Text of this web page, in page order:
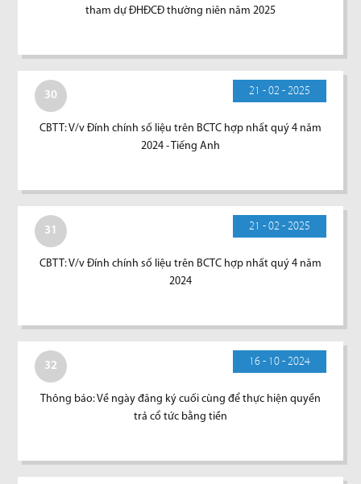
tham dự ĐHĐCĐ thường niên năm 2025
30 21 - 02 - 2025
CBTT: V/v Đính chính số liệu trên BCTC hợp nhất quý 4 năm
2024 - Tiếng Anh
31 21 - 02 - 2025
CBTT: V/v Đính chính số liệu trên BCTC hợp nhất quý 4 năm
2024
32 16 - 10 - 2024
Thông báo: Về ngày đăng ký cuối cùng để thực hiện quyền
trả cổ tức bằng tiền